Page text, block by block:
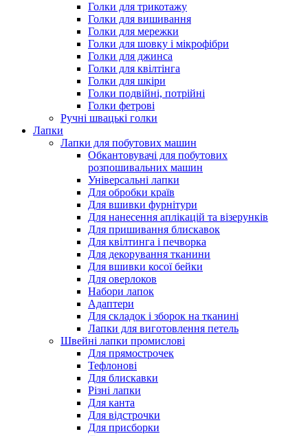
Голки для трикотажу
Голки для вишивання
Голки для мережки
Голки для шовку і мікрофібри
Голки для джинса
Голки для квілтінга
Голки для шкіри
Голки подвійні, потрійні
Голки фетрові
Ручні швацькі голки
Лапки
Лапки для побутових машин
Обкантовувачі для побутових
розпошивальних машин
Універсальні лапки
Для обробки країв
Для вшивки фурнітури
Для нанесення аплікацій та візерунків
Для пришивання блискавок
Для квілтинга і печворка
Для декорування тканини
Для вшивки косої бейки
Для оверлоков
Набори лапок
Адаптери
Для складок і зборок на тканині
Лапки для виготовлення петель
Швейні лапки промислові
Для прямострочек
Тефлонові
Для блискавки
Різні лапки
Для канта
Для відстрочки
Для присборки